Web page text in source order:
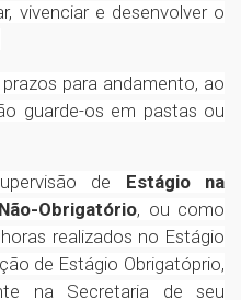
vivenciar e desenvolver o
para andamento, ao
guarde-os em pastas ou
de Estágio na
Não-Obrigatório, ou como
realizados no Estágio
de Estágio Obrigatóprio,
na Secretaria de seu